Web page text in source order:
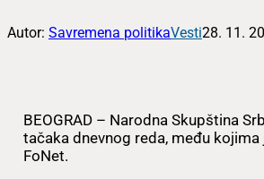
Autor: Savremena politikaVesti28. 11.
BEOGRAD – Narodna Skupština
tačaka dnevnog reda, među
FoNet.